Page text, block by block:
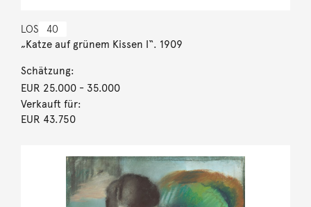
LOS 40
„Katze auf grünem Kissen I“. 1909
Schätzung:
EUR 25.000- 35.000
Verkauft für:
EUR 43.750